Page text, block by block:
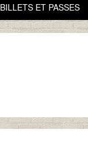
BILLETS ET PASSES